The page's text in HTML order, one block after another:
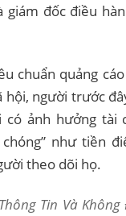
đốc điều
chuẩn quảng
người trước
có ảnh hưởng
như tiền
theo dõi họ.
Tin Và